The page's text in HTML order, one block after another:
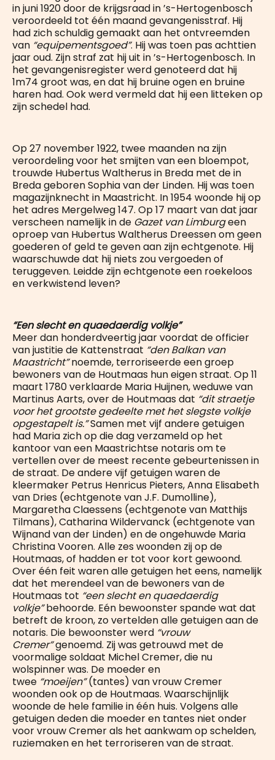
in juni 1920 door de krijgsraad in ’s-Hertogenbosch
veroordeeld tot één maand gevangenisstraf. Hij
had zich schuldig gemaakt aan het ontvreemden
van “equipementsgoed”. Hij was toen pas achttien
jaar oud. Zijn straf zat hij uit in ’s-Hertogenbosch. In
het gevangenisregister werd genoteerd dat hij
1m74 groot was, en dat hij bruine ogen en bruine
haren had. Ook werd vermeld dat hij een litteken op
zijn schedel had.
Op 27 november 1922, twee maanden na zijn
veroordeling voor het smijten van een bloempot,
trouwde Hubertus Waltherus in Breda met de in
Breda geboren Sophia van der Linden. Hij was toen
magazijnknecht in Maastricht. In 1954 woonde hij op
het adres Mergelweg 147. Op 17 maart van dat jaar
verscheen namelijk in de Gazet van Limburgeen
oproep van Hubertus Waltherus Dreessen om geen
goederen of geld te geven aan zijn echtgenote. Hij
waarschuwde dat hij niets zou vergoeden of
teruggeven. Leidde zijn echtgenote een roekeloos
en verkwistend leven?
“Een slecht en quaedaerdig volkje”
Meer dan honderdveertig jaar voordat de officier
van justitie de Kattenstraat “den Balkan van
Maastricht”noemde, terroriseerde een groep
bewoners van de Houtmaas hun eigen straat. Op 11
maart 1780 verklaarde Maria Huijnen, weduwe van
Martinus Aarts, over de Houtmaas dat “dit straetje
voor het grootste gedeelte met het slegste volkje
opgestapelt is.”Samen met vijf andere getuigen
had Maria zich op die dag verzameld op het
kantoor van een Maastrichtse notaris om te
vertellen over de meest recente gebeurtenissen in
de straat. De andere vijf getuigen waren de
kleermaker Petrus Henricus Pieters, Anna Elisabeth
van Dries (echtgenote van J.F. Dumolline),
Margaretha Claessens (echtgenote van Matthijs
Tilmans), Catharina Wildervanck (echtgenote van
Wijnand van der Linden) en de ongehuwde Maria
Christina Vooren. Alle zes woonden zij op de
Houtmaas, of hadden er tot voor kort gewoond.
Over één feit waren alle getuigen het eens, namelijk
dat het merendeel van de bewoners van de
Houtmaas tot “een slecht en quaedaerdig
volkje”behoorde. Eén bewoonster spande wat dat
betreft de kroon, zo vertelden alle getuigen aan de
notaris. Die bewoonster werd “vrouw
Cremer”genoemd. Zij was getrouwd met de
voormalige soldaat Michel Cremer, die nu
wolspinner was. De moeder en
twee “moeijen”(tantes) van vrouw Cremer
woonden ook op de Houtmaas. Waarschijnlijk
woonde de hele familie in één huis. Volgens alle
getuigen deden die moeder en tantes niet onder
voor vrouw Cremer als het aankwam op schelden,
ruziemaken en het terroriseren van de straat.